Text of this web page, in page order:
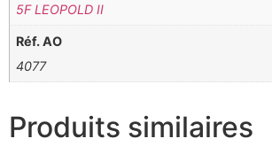
5F LEOPOLD II
Réf. AO
4077
Produits similaires